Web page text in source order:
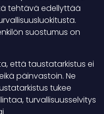
tehtävä edellyttää
suostumus on
että taustatarkistus ei
päinvastoin. Ne
tukee
turvallisuusselvitys